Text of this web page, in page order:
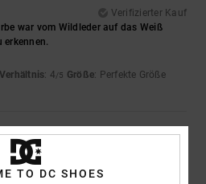
Verifizierter Kauf
war vom Wildleder auf das Weiß
erkennen.
: 4/5 Größe: Perfekte Größe
5/5
TO DC SHOES